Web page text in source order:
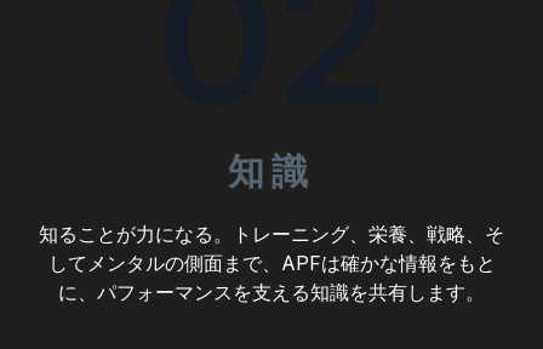
知識
知ることが力になる。トレーニング、栄養、戦略、そ
してメンタルの側面まで、APFは確かな情報をもと
に、パフォーマンスを支える知識を共有します。